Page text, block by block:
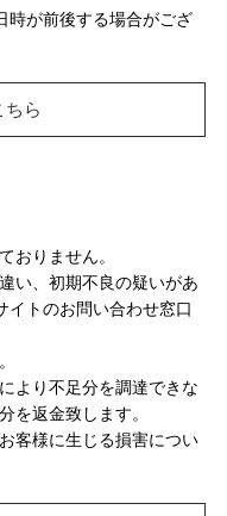
時が前後する場合がござ
ら
おりません。
い、初期不良の疑いがあ
イトのお問い合わせ窓口
より不足分を調達できな
を返金致します。
客様に生じる損害につい